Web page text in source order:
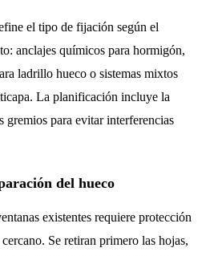
el tipo de fijación según el
anclajes químicos para hormigón,
ladrillo hueco o sistemas mixtos
La planificación incluye la
gremios para evitar interferencias
del hueco
existentes requiere protección
Se retiran primero las hojas,